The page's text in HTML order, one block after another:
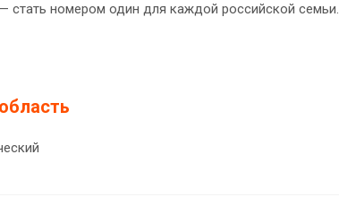
стать номером один для каждой российской семьи.